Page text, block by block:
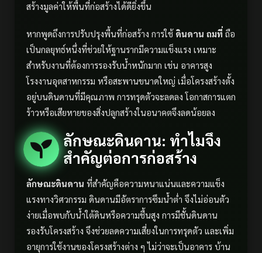
สร้างมูลค่าให้พื้นที่ก่อสร้างได้ดียิ่งขึ้น
หากพูดถึงการปรับปรุงพื้นที่ก่อสร้าง การใช้ ดินดาน ถมที่ ถือ
เป็นกลยุทธ์หนึ่งที่ช่วยให้ฐานรากมีความแข็งแรง เหมาะ
สำหรับงานที่ต้องการรองรับน้ำหนักมาก เช่น อาคารสูง
โรงงานอุตสาหกรรม หรือสะพานขนาดใหญ่ เมื่อโครงสร้างตั้ง
อยู่บนดินดานที่มีคุณภาพ การทรุดตัวจะลดลง โอกาสการแตก
ร้าวหรือเสียหายของสิ่งปลูกสร้างในอนาคตจึงลดน้อยลง
ลักษณะดินดาน: ทำไมจึง
สำคัญต่อการก่อสร้าง
ลักษณะดินดาน ที่สำคัญคือความหนาแน่นและความแข็ง
แรงทางวิศวกรรม ดินดานมีอัตราการซึมน้ำต่ำ จึงไม่อ่อนตัว
ง่ายเมื่อพบกับน้ำใต้ดินหรือความชื้นสูง การมีชั้นดินดาน
รองรับโครงสร้าง จึงช่วยลดความเสี่ยงในการทรุดตัว และเพิ่ม
อายุการใช้งานของโครงสร้างต่าง ๆ ไม่ว่าจะเป็นอาคาร บ้าน